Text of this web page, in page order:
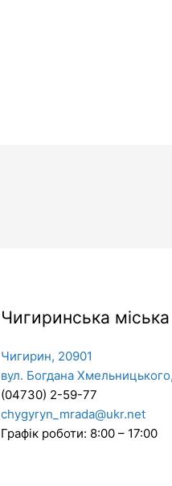
Чигиринська
Чигирин, 20901
вул. Богдана
(04730) 2-59-77
chygyryn_mrada@ukr.net
Графік роботи: 8:00 – 17:00